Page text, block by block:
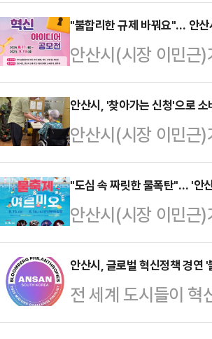
했다고 밝혔다.이번
'안산호'를 타고 안
뱃길은 시화방조제
로, 해양관광 활성
산호' 운항 시작 △2
유람선 …
"불합리한 규제 바꿔요"… 안
안산시(시장 이민
신 아이디어 공모전'
개선에 나선다.이번
한 분야에서 체감하
다.공모 분야는 △기
전을 위한 규제 합리
누구나 참여할 수 있
를 내…
안산시, '찾아가는 신청'으로
안산시(시장 이민근
을 직접 찾아가 '안
폰 100% 신청 달성
하기 어려운 요양병
무원이 직접 방문해
정이다.기존 '찾아가
제한된 것과 달리,
복지국…
"도심 속 짜릿한 물폭탄"… '안
안산시(시장 이민근
덕대로 일원에서 한
2025'를 연다.올해
'여르미오
즐기는 복합문화축
안산시, 글로벌 혁신정책 경연
전 세계 도시들이
(Bloomberg